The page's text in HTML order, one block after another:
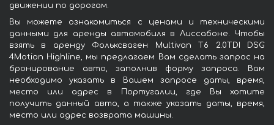
движении по дорогам.
Вы можете ознакомиться с ценами и техническими
данными для аренды автомобиля в Лиссабоне. Чтобы
взять в аренду Фольксваген Multivan T6 2.0TDI DSG
4Motion Highline, мы предлагаем Вам сделать запрос на
бронирование авто, заполнив форму запроса. Вам
необходимо указать в Вашем запросе даты, время,
место или адрес в Португалии, где Вы хотите
получить данный авто, а также указать даты, время,
место или адрес возврата машины.